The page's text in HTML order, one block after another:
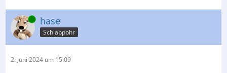
Online hase
Schlappohr
2. Juni 2024 um 15:09